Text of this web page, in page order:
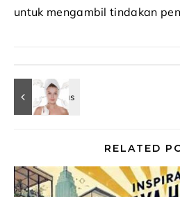
untuk mengambil tindakan
RELATED